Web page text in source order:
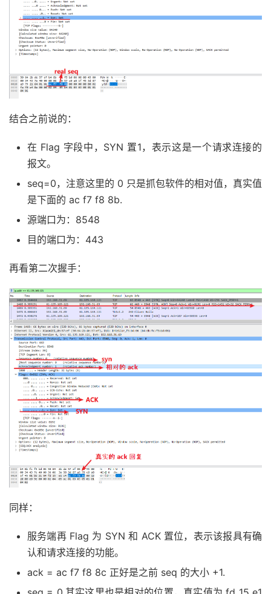
结合之前说的：
在 Flag 字段中，SYN 置1，表示这是一个请求连接的
报文。
seq=0，注意这里的 0 只是抓包软件的相对值，真实值
是下面的 ac f7 f8 8b.
源端口为：8548
目的端口为：443
再看第二次握手：
同样：
服务端再 Flag 为 SYN 和 ACK 置位，表示该报具有确
认和请求连接的功能。
ack = ac f7 f8 8c 正好是之前 seq 的大小 +1.